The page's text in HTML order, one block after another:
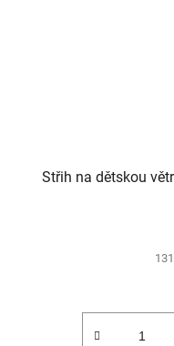
Střih na dětskou